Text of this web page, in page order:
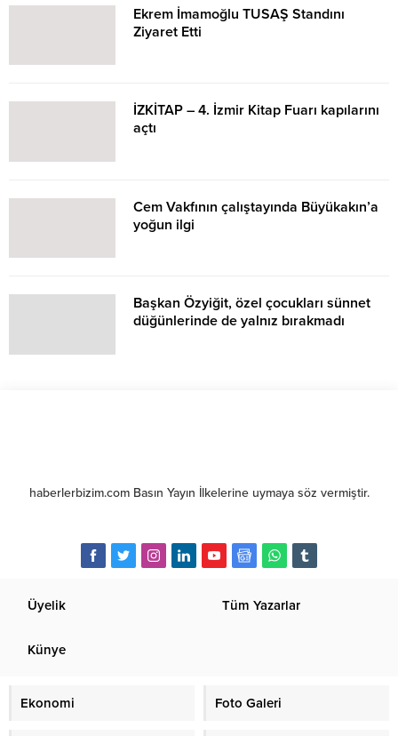
Ekrem İmamoğlu TUSAŞ Standını
Ziyaret Etti
İZKİTAP – 4. İzmir Kitap Fuarı kapılarını
açtı
Cem Vakfının çalıştayında Büyükakın’a
yoğun ilgi
Başkan Özyiğit, özel çocukları sünnet
düğünlerinde de yalnız bırakmadı
haberlerbizim.com Basın Yayın İlkelerine uymaya söz vermiştir.
Üyelik Tüm Yazarlar
Künye
Ekonomi Foto Galeri